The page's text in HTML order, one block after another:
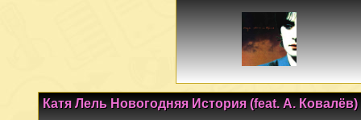
Катя Лель Новогодняя История (feat. А. Ковалёв)